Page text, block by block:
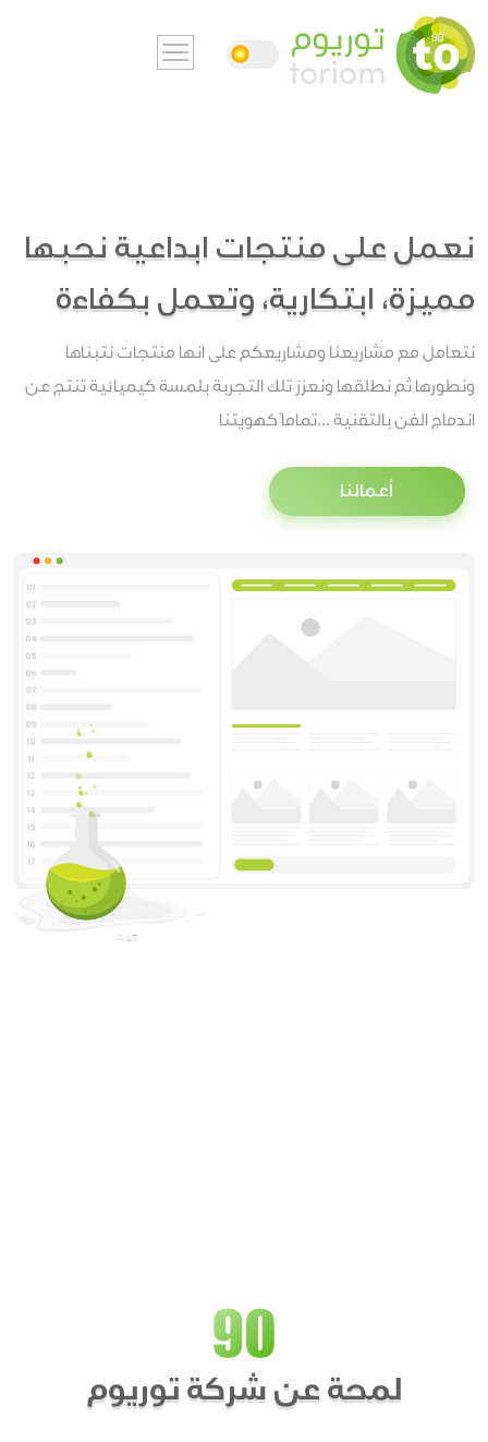
نعمل على منتجات ابداعية نحبها
مميزة، ابتكارية، وتعمل بكفاءة
نتعامل مع مشاريعنا ومشاريعكم على انها منتجات نتبناها
ونطورها ثم نطلقها ونعزز تلك التجربة بلمسة كيميائية تنتج عن
اندماج الفن بالتقنية ...تماماً كهويتنا
أعمالنا
لمحة عن شركة توريوم